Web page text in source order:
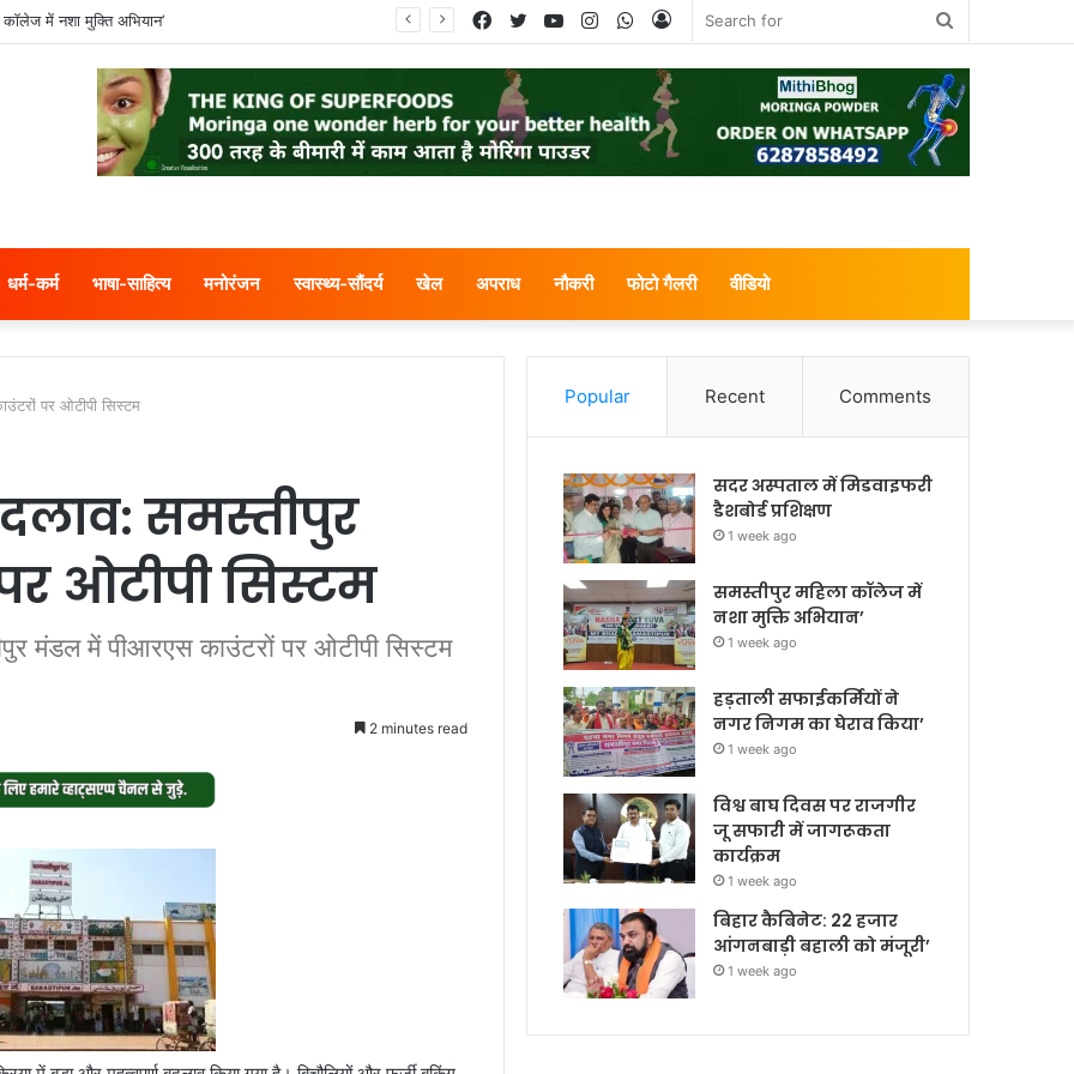
कॉलेज में नशा मुक्ति अभियान’
Log
WhatsApp
Instagram
YouTube
Twitter
Facebook
धर्म-कर्म भाषा-साहित्य मनोरंजन स्वास्थ्य-सौंदर्य खेल अपराध नौकरी फोटो गैलरी वीडियो
पर ओटीपी सिस्टम
समस्तीपुर
ओटीपी सिस्टम
मंडल में पीआरएस काउंटरों पर ओटीपी सिस्टम
2 minutes read
Popular Recent Comments
सदर अस्पताल में मिडवाइफरी
डैशबोर्ड प्रशिक्षण
1 week ago
समस्तीपुर महिला कॉलेज में
नशा मुक्ति अभियान’
1 week ago
हड़ताली सफाईकर्मियों ने
नगर निगम का घेराव किया’
1 week ago
विश्व बाघ दिवस पर राजगीर
जू सफारी में जागरूकता
कार्यक्रम
1 week ago
बिहार कैबिनेट: 22 हजार
आंगनबाड़ी बहाली को मंजूरी’
1 week ago